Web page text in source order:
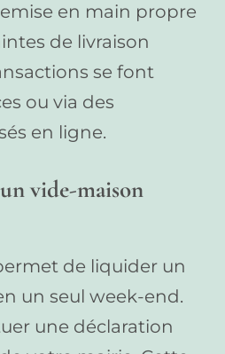
en main propre
de livraison
se font
ou via des
en ligne.
vide-maison
de liquider un
un seul week-end.
une déclaration